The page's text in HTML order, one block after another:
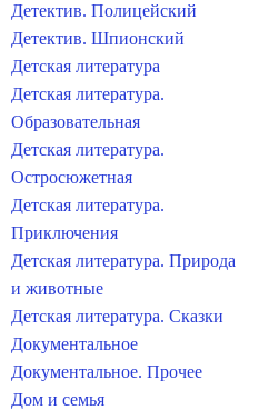
Детектив. Полицейский
Детектив. Шпионский
Детская литература
Детская литература.
Образовательная
Детская литература.
Остросюжетная
Детская литература.
Приключения
Детская литература. Природа
и животные
Детская литература. Сказки
Документальное
Документальное. Прочее
Дом и семья